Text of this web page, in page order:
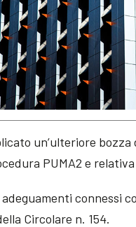
un’ulteriore
PUMA2 e
connessi
Circolare n. 154.